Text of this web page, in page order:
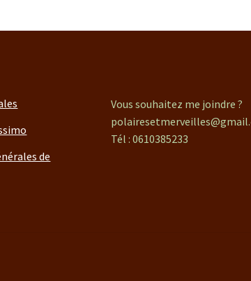
de
Vous souhaitez me joindre ?
Tél : 0610385233